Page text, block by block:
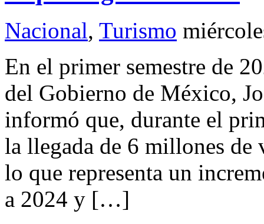
Nacional, Turismo
En el primer semestre de
del Gobierno de México,
informó que, durante el
la llegada de 6 millones de
lo que representa un
a 2024 y […]